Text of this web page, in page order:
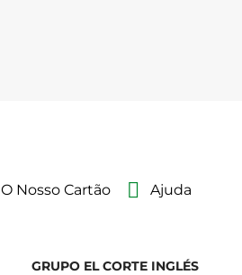
O Nosso Cartão Ajuda
GRUPO EL CORTE INGLÉS